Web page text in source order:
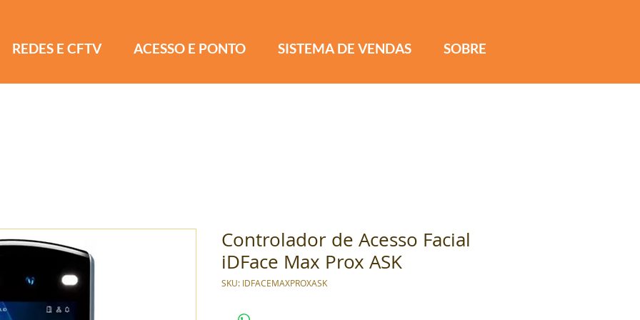
REDES E CFTV ACESSO E PONTO SISTEMA DE VENDAS SOBRE
Controlador de Acesso Facial
iDFace Max Prox ASK
SKU: IDFACEMAXPROXASK